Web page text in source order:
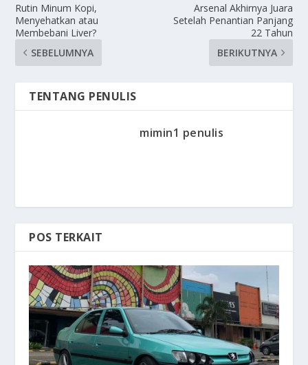
Rutin Minum Kopi,
Menyehatkan atau
Membebani Liver?
SEBELUMNYA
Arsenal Akhirnya Juara
Setelah Penantian Panjang
22 Tahun
BERIKUTNYA
TENTANG PENULIS
mimin1 penulis
POS TERKAIT